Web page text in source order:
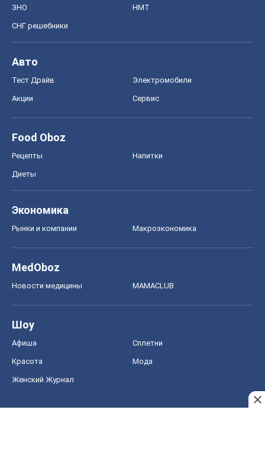
ЗНО НМТ
СНГ решебники
Авто
Тест Драйв Электромобили
Акции Сервис
Food Oboz
Рецепты Напитки
Диеты
Экономика
Рынки и компании Mакроэкономика
MedOboz
Новости медицины MAMACLUB
Шоу
Афиша Сплетни
Красота Мода
Женский Журнал